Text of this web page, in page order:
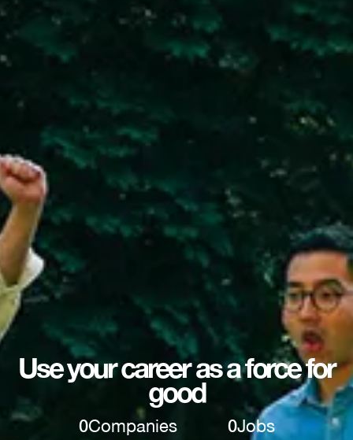
Use your career as a force for
good
0Companies 0Jobs